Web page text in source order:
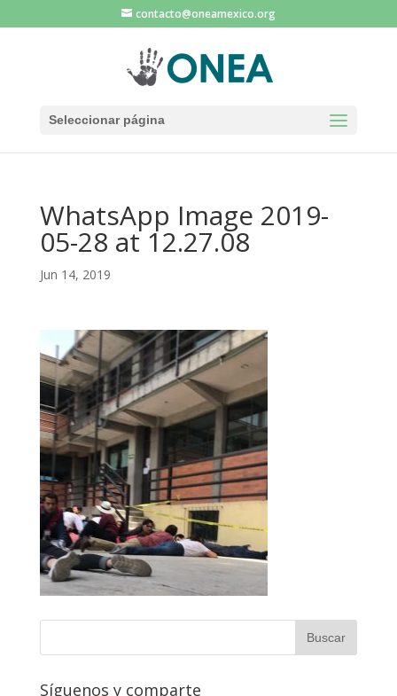
contacto@oneamexico.org
Seleccionar página
WhatsApp Image 2019-
05-28 at 12.27.08
Jun 14, 2019
Síguenos y comparte